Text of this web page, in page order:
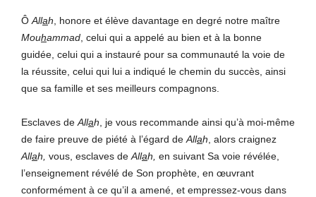
Ô Allah , honore et élève davantage en degré notre maître
Mouhammad , celui qui a appelé au bien et à la bonne
guidée, celui qui a instauré pour sa communauté la voie de
la réussite, celui qui lui a indiqué le chemin du succès, ainsi
que sa famille et ses meilleurs compagnons.
Esclaves de Allah , je vous recommande ainsi qu’à moi-même
de faire preuve de piété à l’égard de Allah , alors craignez
Allah, vous, esclaves de Allah, en suivant Sa voie révélée,
l’enseignement révélé de Son prophète, en œuvrant
conformément à ce qu’il a amené, et empressez-vous dans